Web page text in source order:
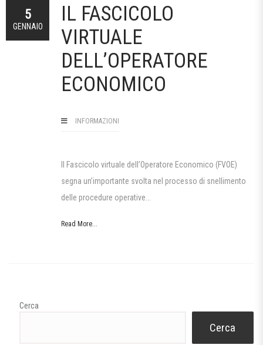
IL FASCICOLO
VIRTUALE
DELL’OPERATORE
ECONOMICO
INFORMAZIONI
Il Fascicolo virtuale dell’Operatore Economico (FVOE)
segna un’importante svolta nel processo di snellimento
delle procedure operative...
Read More...
5
GENNAIO
Cerca
Cerca